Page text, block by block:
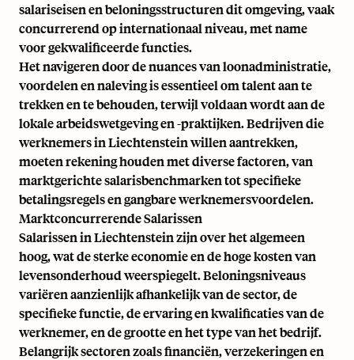
salariseisen en beloningsstructuren dit omgeving, vaak
concurrerend op internationaal niveau, met name
voor gekwalificeerde functies.
Het navigeren door de nuances van loonadministratie,
voordelen en naleving is essentieel om talent aan te
trekken en te behouden, terwijl voldaan wordt aan de
lokale arbeidswetgeving en -praktijken. Bedrijven die
werknemers in Liechtenstein willen aantrekken,
moeten rekening houden met diverse factoren, van
marktgerichte salarisbenchmarken tot specifieke
betalingsregels en gangbare werknemersvoordelen.
Marktconcurrerende Salarissen
Salarissen in Liechtenstein zijn over het algemeen
hoog, wat de sterke economie en de hoge kosten van
levensonderhoud weerspiegelt. Beloningsniveaus
variëren aanzienlijk afhankelijk van de sector, de
specifieke functie, de ervaring en kwalificaties van de
werknemer, en de grootte en het type van het bedrijf.
Belangrijk sectoren zoals financiën, verzekeringen en